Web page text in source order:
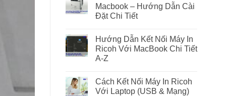
Macbook – Hướng Dẫn Cài
Đặt Chi Tiết
Hướng Dẫn Kết Nối Máy In
Ricoh Với MacBook Chi Tiết
A-Z
Cách Kết Nối Máy In Ricoh
Với Laptop (USB & Mạng)